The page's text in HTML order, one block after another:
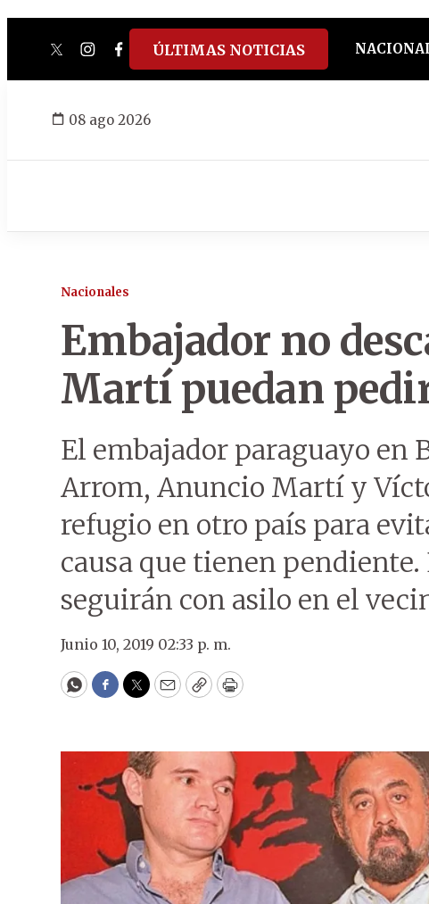
twitterinstagram
facebook
tiktokyoutube
spotify
ÚLTIMAS NOTICIAS
08 ago 2026
Nacionales
Embajador no
Martí puedan
El embajador paraguayo en
Arrom, Anuncio Martí y
refugio en otro país para
causa que tienen pendiente.
seguirán con asilo en el
Junio 10, 2019 02:33 p. m.
WhatsApp
Facebook
Twitter
EmailCopyPrint